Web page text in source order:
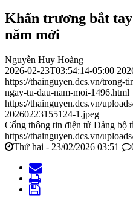
Khẩn trương bắt
năm mới
Nguyễn Huy Hoàng
2026-02-23T03:54:14-05:00
https://thainguyen.dcs.vn/trong-
ngay-tu-dau-nam-moi-1496.html
https://thainguyen.dcs.vn/
20260223155124-1.jpeg
Cổng thông tin điện tử Đảng bộ
https://thainguyen.dcs.vn/
Thứ hai - 23/02/2026 03:51